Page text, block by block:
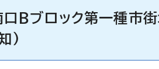
口Bブロック第一種市
)